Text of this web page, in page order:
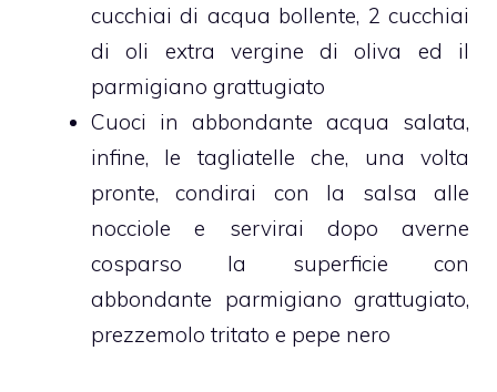
cucchiai di acqua bollente, 2 cucchiai
di oli extra vergine di oliva ed il
parmigiano grattugiato
Cuoci in abbondante acqua salata,
infine, le tagliatelle che, una volta
pronte, condirai con la salsa alle
nocciole e servirai dopo averne
cosparso la superficie con
abbondante parmigiano grattugiato,
prezzemolo tritato e pepe nero